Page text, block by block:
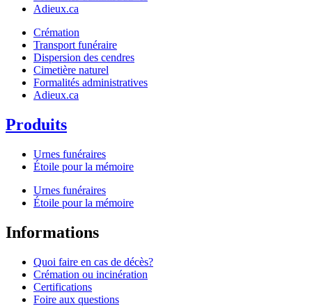
Adieux.ca
Crémation
Transport funéraire
Dispersion des cendres
Cimetière naturel
Formalités administratives
Adieux.ca
Produits
Urnes funéraires
Étoile pour la mémoire
Urnes funéraires
Étoile pour la mémoire
Informations
Quoi faire en cas de décès?
Crémation ou incinération
Certifications
Foire aux questions